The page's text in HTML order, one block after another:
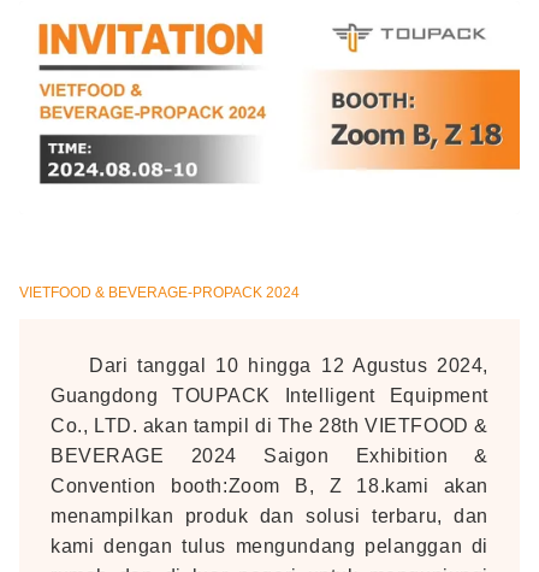
VIETFOOD & BEVERAGE-PROPACK 2024
Dari tanggal 10 hingga 12 Agustus 2024,
Guangdong TOUPACK Intelligent Equipment
Co., LTD. akan tampil di The 28th VIETFOOD &
BEVERAGE 2024 Saigon Exhibition &
Convention booth:Zoom B, Z 18.kami akan
menampilkan produk dan solusi terbaru, dan
kami dengan tulus mengundang pelanggan di